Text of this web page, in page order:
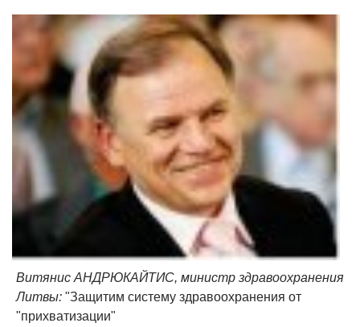
Витянис АНДРЮКАЙТИС, министр здравоохранения
Литвы: "Защитим систему здравоохранения от
"прихватизации"